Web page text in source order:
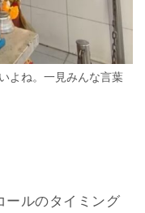
よね。一見みんな言葉
ールのタイミング